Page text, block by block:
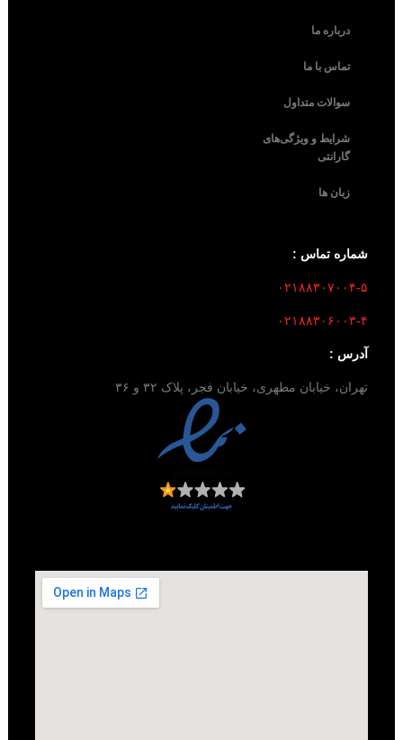
درباره ما
تماس با ما
سوالات متداول
شرایط و ویژگی‌های
گارانتی
زبان ها
شماره تماس :
۰۲۱۸۸۳۰۷۰۰۴-۵
۰۲۱۸۸۳۰۶۰۰۳-۴
آدرس :
تهران، خیابان مطهری، خیابان فجر، پلاک ۳۲ و ۳۶